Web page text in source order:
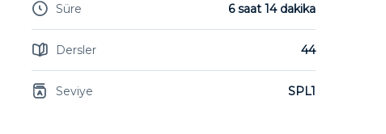
Süre 6 saat 14 dakika
Dersler 44
Seviye SPL1